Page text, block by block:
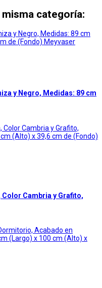
categoría:
y Negro, Medidas: 89 cm
Cambria y Grafito,